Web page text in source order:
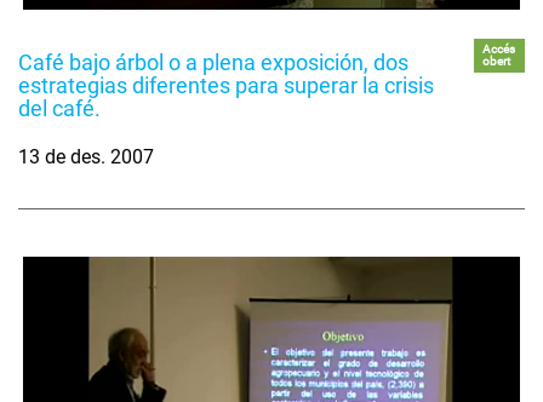
Café bajo árbol o a plena exposición, dos
estrategias diferentes para superar la crisis
del café.
Accés
obert
13 de des. 2007